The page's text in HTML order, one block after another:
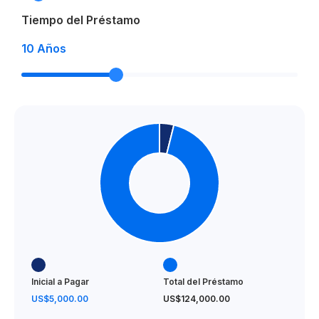
Gimnasio
Reserva con US$ 5,000
Completar 20% al momento de la firma del contrato
40% durante la construcción
40% contra entrega
Ley de confotur
Tiempo del Préstamo
10 Años
Inicial a Pagar
US$5,000.00
Total del Préstamo
US$124,000.00